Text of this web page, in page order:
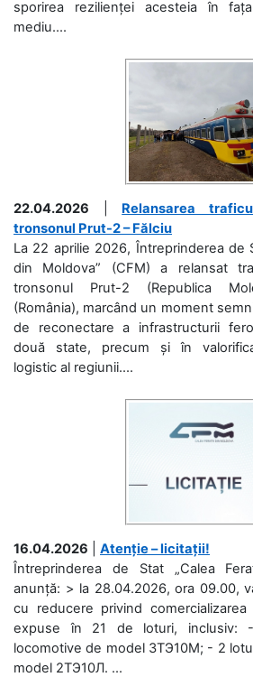
sporirea rezilienței acesteia în
mediu....
22.04.2026
Relansarea
tronsonul Prut-2 – Fălciu
La 22 aprilie 2026, Întreprinderea de
din Moldova” (CFM) a relansat
tronsonul Prut-2 (Republica
(România), marcând un moment
de reconectare a infrastructurii
două state, precum și în
logistic al regiunii....
16.04.2026
Atenție – licitații!
Întreprinderea de Stat „Calea
anunță: > la 28.04.2026, ora 09.00,
cu reducere privind
expuse în 21 de loturi,
locomotive de model 3ТЭ10М; - 2
model 2ТЭ10Л. ...